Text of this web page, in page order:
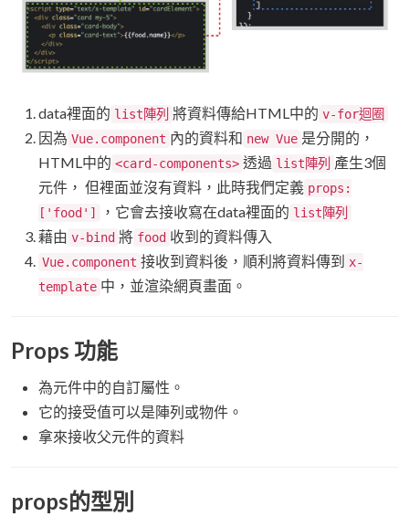
data裡面的 list陣列 將資料傳給HTML中的 v-for迴圈
因為 Vue.component 內的資料和 new Vue 是分開的，
HTML中的 <card-components> 透過 list陣列 產生3個
元件， 但裡面並沒有資料，此時我們定義 props:
['food']
，它會去接收寫在data裡面的 list陣列
藉由 v-bind 將 food 收到的資料傳入
Vue.component 接收到資料後，順利將資料傳到 x-
template 中，並渲染網頁畫面。
Props 功能
為元件中的自訂屬性。
它的接受值可以是陣列或物件。
拿來接收父元件的資料
props的型別